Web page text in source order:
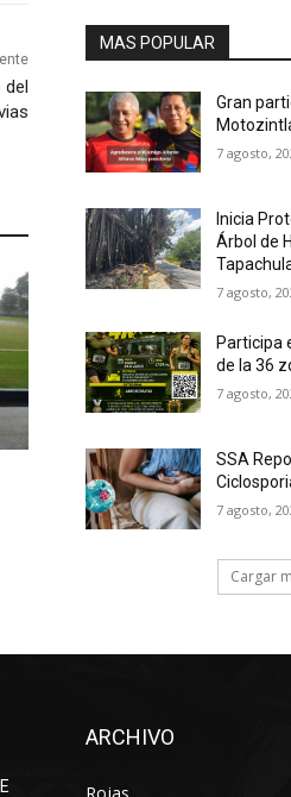
MAS POPULAR
Gran
7 agosto,
Inicia
Árbol de
7 agosto,
Participa
de la 36
7 agosto,
SSA
7 agosto,
Cargar
ARCHIVO